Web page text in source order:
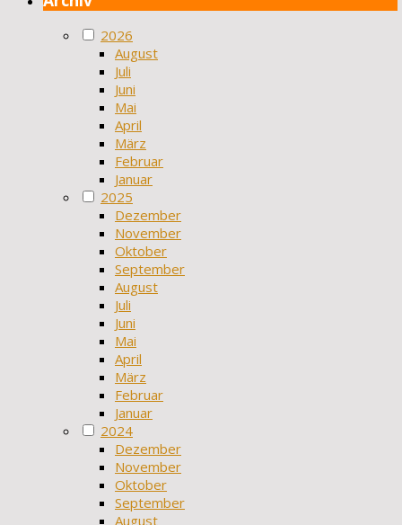
2026
August
Juli
Juni
Mai
April
März
Februar
Januar
2025
Dezember
November
Oktober
September
August
Juli
Juni
Mai
April
März
Februar
Januar
2024
Dezember
November
Oktober
September
August